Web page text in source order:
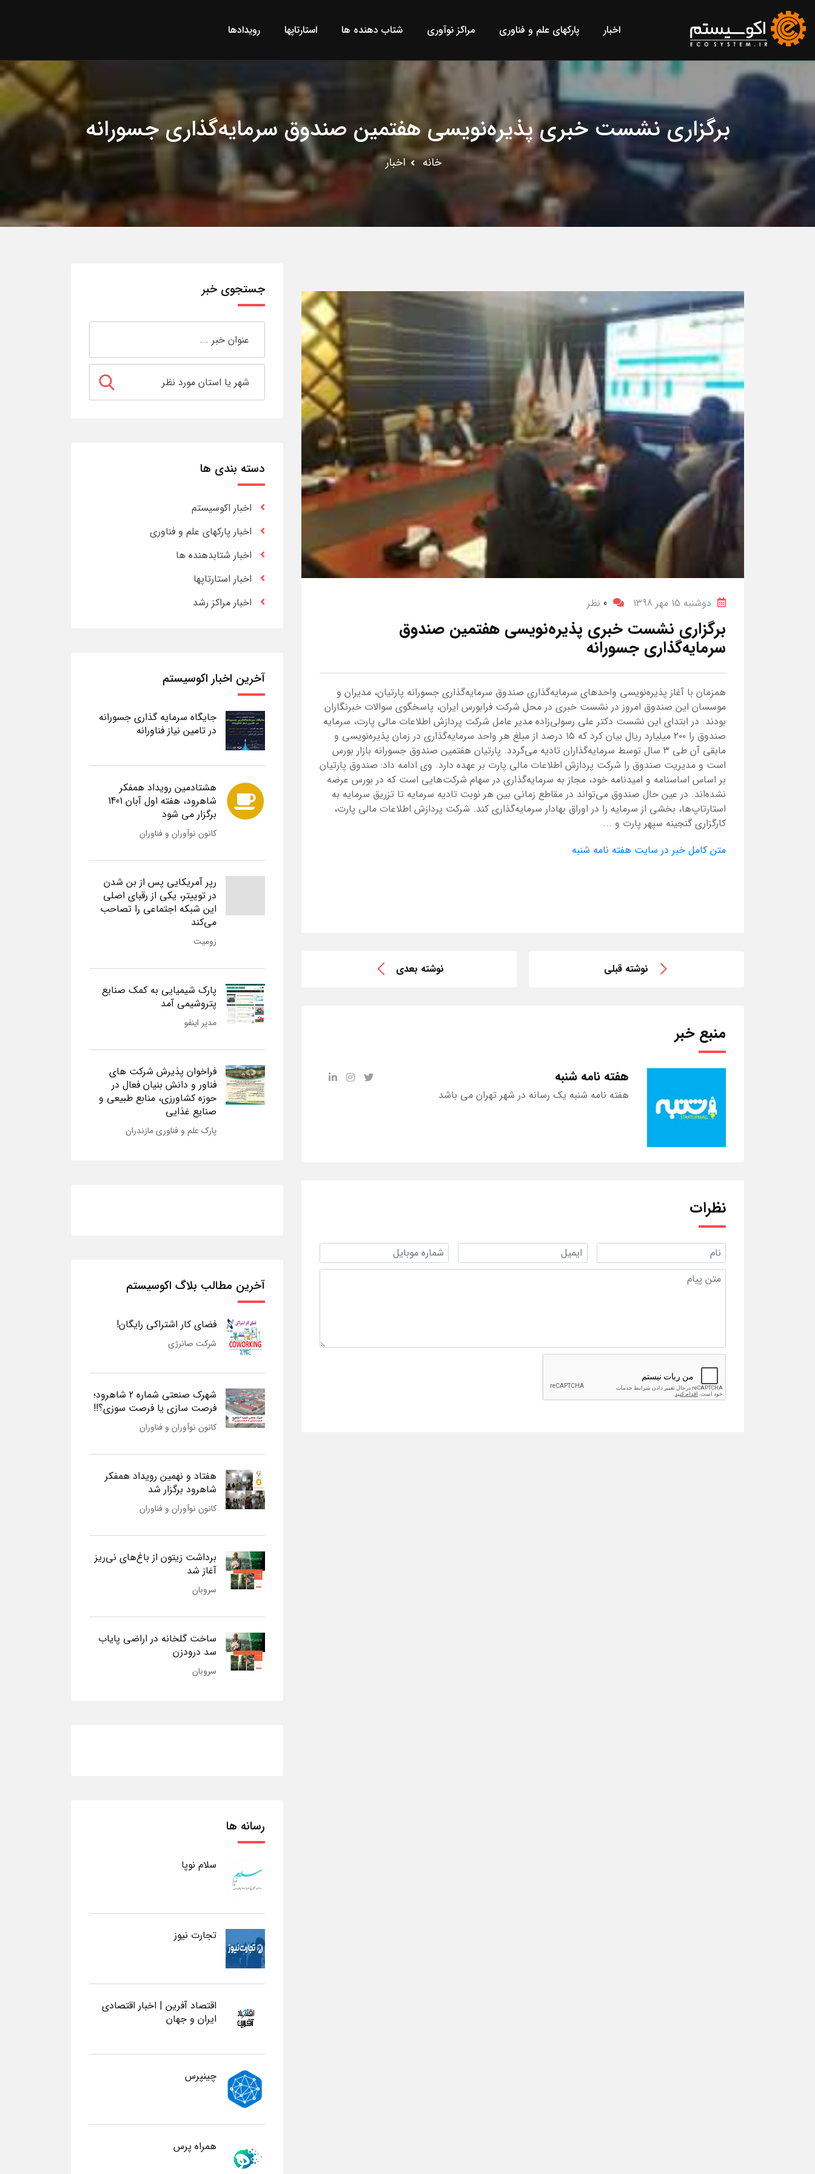
اخبار پارکهای علم و فناوری مراکز نوآوری شتاب دهنده ها استارتاپها رویدادها
برگزاری نشست خبری پذیره‌نویسی هفتمین صندوق سرمایه‌گذاری جسورانه
خانه اخبار
دوشنبه 15 مهر 1398 0 نظر
برگزاری نشست خبری پذیره‌نویسی هفتمین صندوق
سرمایه‌گذاری جسورانه
همزمان با آغاز پذیره‌نویسی واحدهای سرمایه‌گذاری صندوق سرمایه‌گذاری جسورانه پارتیان، مدیران و
موسسان این صندوق امروز در نشست خبری در محل شرکت فرابورس ایران، پاسخگوی سوالات خبرنگاران
بودند. در ابتدای این نشست دکتر علی رسولی‌زاده مدیر عامل شرکت پردازش اطلاعات مالی پارت، سرمایه
صندوق را ۲۰۰ میلیارد ریال بیان کرد که ۱۵ درصد از مبلغ هر واحد سرمایه‌گذاری در زمان پذیره‌نویسی و
مابقی آن طی ۳ سال توسط سرمایه‌گذاران تادیه می‌گردد. پارتیان هفتمین صندوق جسورانه‌ بازار بورس
است و مدیریت صندوق را شرکت پردازش اطلاعات مالی پارت بر عهده دارد. وی ادامه داد: صندوق پارتیان
بر اساس اساسنامه و امیدنامه خود، مجاز به سرمایه‌گذاری در سهام شرکت‌هایی است که در بورس عرضه
نشده‌اند. در عین حال صندوق می‌تواند در مقاطع زمانی بین هر نوبت تادیه سرمایه تا تزریق سرمایه به
استارتاپ‌ها، بخشی از سرمایه را در اوراق بهادار سرمایه‌گذاری کند. شرکت پردازش اطلاعات مالی پارت،
کارگزاری گنجینه سپهر پارت و ...
متن کامل خبر در سایت هفته نامه شنبه
نوشته قبلی نوشته بعدی
منبع خبر
هفته نامه شنبه
هفته نامه شنبه یک رسانه در شهر تهران می باشد
نظرات
جستجوی خبر
دسته بندی ها
اخبار اکوسیستم
اخبار پارکهای علم و فناوری
اخبار شتابدهنده ها
اخبار استارتاپها
اخبار مراکز رشد
آخرین اخبار اکوسیستم
جایگاه سرمایه گذاری جسورانه
در تامین نیاز فناورانه
هشتادمین رویداد همفکر
شاهرود، هفته اول آبان 1401
برگزار می شود
کانون نوآوران و فناوران
رپر آمریکایی پس از بن شدن
در توییتر، یکی از رقبای اصلی
این شبکه اجتماعی را تصاحب
می‌کند
زومیت
پارک شیمیایی به کمک صنایع
پتروشیمی آمد
مدیر اینفو
فراخوان پذیرش شرکت های
فناور و دانش بنیان فعال در
حوزه کشاورزی، منابع طبیعی و
صنایع غذایی
پارک علم و فناوری مازندران
آخرین مطالب بلاگ اکوسیستم
فضای کار اشتراکی رایگان!
شرکت صانرژی
شهرک صنعتی شماره 2 شاهرود؛
فرصت سازی یا فرصت سوزی؟!!
کانون نوآوران و فناوران
هفتاد و نهمین رویداد همفکر
شاهرود برگزار شد
کانون نوآوران و فناوران
برداشت زیتون از باغ‌های نی‌ریز
آغاز شد
سروبان
ساخت گلخانه در اراضی پایاب
سد درودزن
سروبان
رسانه ها
سلام نوپا
تجارت نیوز
اقتصاد آفرین | اخبار اقتصادی
ایران و جهان
چینپرس
همراه پرس